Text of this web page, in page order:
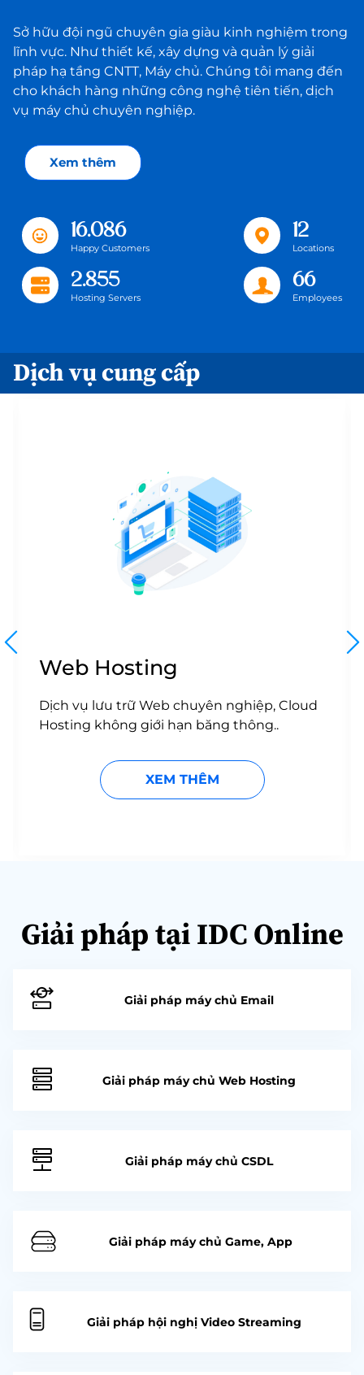
Sở hữu đội ngũ chuyên gia giàu kinh nghiệm trong
lĩnh vực. Như thiết kế, xây dựng và quản lý giải
pháp hạ tầng CNTT, Máy chủ. Chúng tôi mang đến
cho khách hàng những công nghệ tiên tiến, dịch
vụ máy chủ chuyên nghiệp.
Xem thêm
16.086
Happy Customers
2.855
Hosting Servers
12
Locations
66
Employees
Dịch vụ cung cấp
Web Hosting
Dịch vụ lưu trữ Web chuyên nghiệp, Cloud
Hosting không giới hạn băng thông..
XEM THÊM
Giải pháp tại IDC Online
Giải pháp máy chủ Email
Giải pháp máy chủ Web Hosting
Giải pháp máy chủ CSDL
Giải pháp máy chủ Game, App
Giải pháp hội nghị Video Streaming